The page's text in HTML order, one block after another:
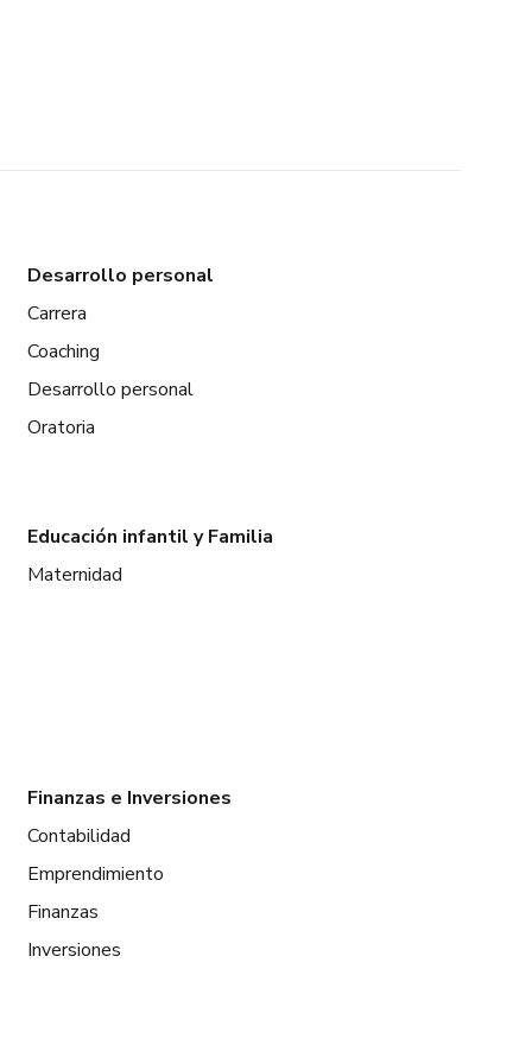
Desarrollo personal
Carrera
Coaching
Desarrollo personal
Oratoria
Educación infantil y Familia
Maternidad
Finanzas e Inversiones
Contabilidad
Emprendimiento
Finanzas
Inversiones